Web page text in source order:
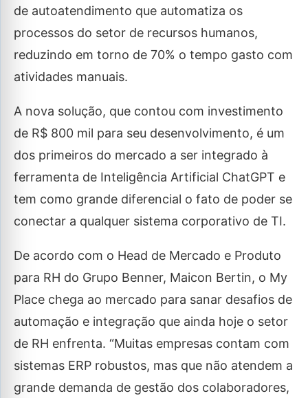
de autoatendimento que automatiza os
processos do setor de recursos humanos,
reduzindo em torno de 70% o tempo gasto com
atividades manuais.
A nova solução, que contou com investimento
de R$ 800 mil para seu desenvolvimento, é um
dos primeiros do mercado a ser integrado à
ferramenta de Inteligência Artificial ChatGPT e
tem como grande diferencial o fato de poder se
conectar a qualquer sistema corporativo de TI.
De acordo com o Head de Mercado e Produto
para RH do Grupo Benner, Maicon Bertin, o My
Place chega ao mercado para sanar desafios de
automação e integração que ainda hoje o setor
de RH enfrenta. “Muitas empresas contam com
sistemas ERP robustos, mas que não atendem a
grande demanda de gestão dos colaboradores,